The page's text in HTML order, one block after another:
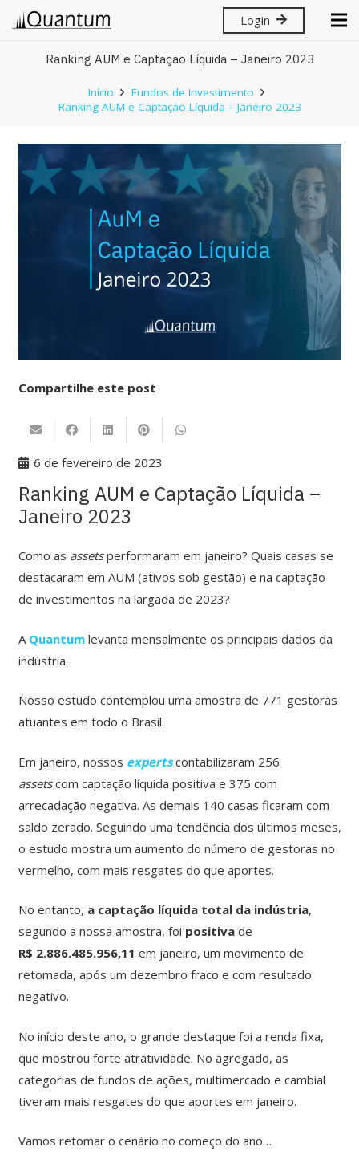
Login
Ranking AUM e Captação Líquida – Janeiro 2023
Início
Fundos de Investimento
Ranking AUM e Captação Líquida – Janeiro 2023
Compartilhe este post
6 de fevereiro de 2023
Ranking AUM e Captação Líquida –
Janeiro 2023
Como as assetsperformaram em janeiro? Quais casas se
destacaram em AUM (ativos sob gestão) e na captação
de investimentos na largada de 2023?
A Quantumlevanta mensalmente os principais dados da
indústria.
Nosso estudo contemplou uma amostra de 771 gestoras
atuantes em todo o Brasil.
Em janeiro, nossos expertscontabilizaram 256
assetscom captação líquida positiva e 375 com
arrecadação negativa. As demais 140 casas ficaram com
saldo zerado. Seguindo uma tendência dos últimos meses,
o estudo mostra um aumento do número de gestoras no
vermelho, com mais resgates do que aportes.
No entanto, a captação líquida total da indústria,
segundo a nossa amostra, foi positiva de
R$ 2.886.485.956,11 em janeiro, um movimento de
retomada, após um dezembro fraco e com resultado
negativo.
No início deste ano, o grande destaque foi a renda fixa,
que mostrou forte atratividade. No agregado, as
categorias de fundos de ações, multimercado e cambial
tiveram mais resgates do que aportes em janeiro.
Vamos retomar o cenário no começo do ano…